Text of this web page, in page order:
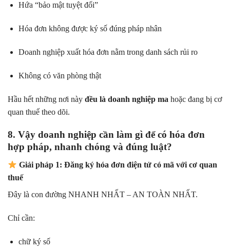
Hứa “bảo mật tuyệt đối”
Hóa đơn không được ký số đúng pháp nhân
Doanh nghiệp xuất hóa đơn nằm trong danh sách rủi ro
Không có văn phòng thật
Hầu hết những nơi này đều là doanh nghiệp ma hoặc đang bị cơ
quan thuế theo dõi.
8. Vậy doanh nghiệp cần làm gì để có hóa đơn
hợp pháp, nhanh chóng và đúng luật?
Giải pháp 1: Đăng ký hóa đơn điện tử có mã với cơ quan
thuế
Đây là con đường NHANH NHẤT – AN TOÀN NHẤT.
Chỉ cần:
chữ ký số